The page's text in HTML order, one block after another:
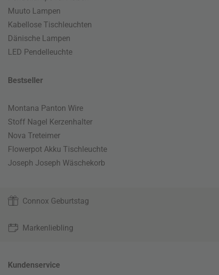
Muuto Lampen
Kabellose Tischleuchten
Dänische Lampen
LED Pendelleuchte
Bestseller
Montana Panton Wire
Stoff Nagel Kerzenhalter
Nova Treteimer
Flowerpot Akku Tischleuchte
Joseph Joseph Wäschekorb
Connox Geburtstag
Markenliebling
Kundenservice